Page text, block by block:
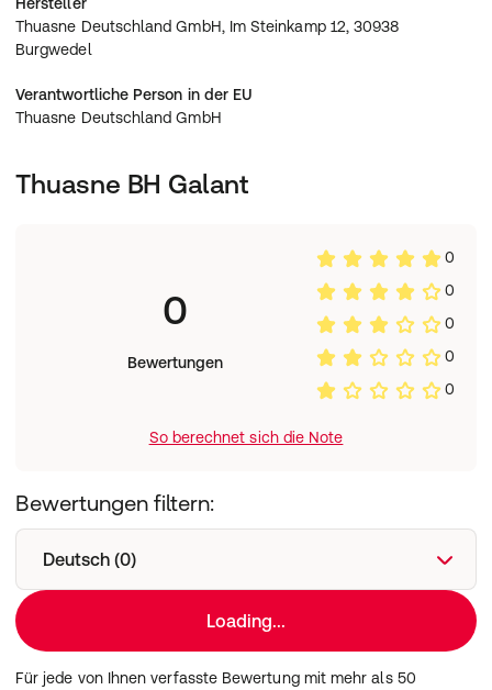
Burgwedel
Thuasne Deutschland GmbH, Im Steinkamp 12, 30938
Burgwedel
Verantwortliche Person in der EU
Thuasne Deutschland GmbH
Thuasne BH Galant
0
Bewertungen
0
0
0
0
0
So berechnet sich die Note
Bewertungen filtern:
Deutsch (0)
Loading...
Für jede von Ihnen verfasste Bewertung mit mehr als 50